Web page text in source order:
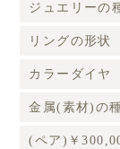
ジュエリーの
リングの形状
カラーダイヤ
金属(素材)の
(ペア)￥